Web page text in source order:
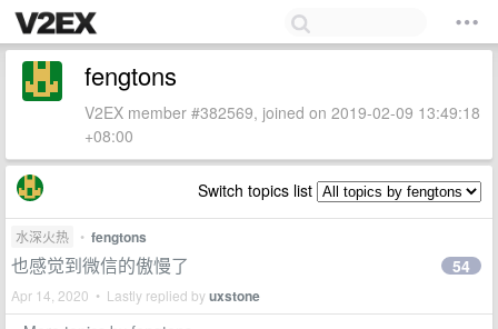
fengtons
V2EX member #382569, joined on 2019-02-09 13:49:18
+08:00
Switch topics list
水深火热 • fengtons
也感觉到微信的傲慢了
Apr 14, 2020 • Lastly replied byuxstone
54